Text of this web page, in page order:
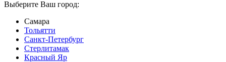
Выберите Ваш город:
Самара
Тольятти
Санкт-Петербург
Стерлитамак
Красный Яр